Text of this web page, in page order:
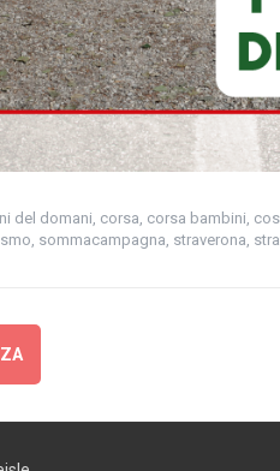
del domani, corsa, corsa bambini,
, sommacampagna, straverona,